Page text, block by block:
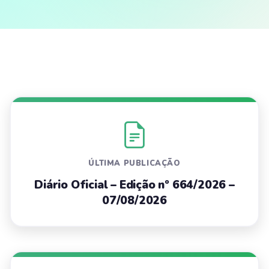
ÚLTIMA PUBLICAÇÃO
Diário Oficial – Edição nº 664/2026 –
07/08/2026